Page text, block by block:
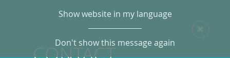
Show website in my language
Don't show this message again